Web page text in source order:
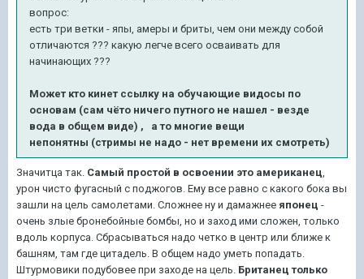
вопрос:
есть три ветки - япы, амеры и бриты, чем они между собой
отличаются ??? какую легче всего осваивать для
начинающих ???
Может кто кинет ссылку на обучающие видосы по
основам (сам чёто ничего путного не нашел - везде
вода в общем виде) , а то многие вещи
непонятны (стримы не надо - нет времени их смотреть)
Значитца так. Самый простой в освоении это американец,
урон чисто фугасный с поджогов. Ему все равно с какого бока вы
зашли на цель самолетами. Сложнее ну и дамажнее японец -
очень злые бронебойные бомбы, но и заход ими сложен, только
вдоль корпуса. Сбрасываться надо четко в центр или ближе к
башням, там где цитадель. В общем надо уметь попадать.
Штурмовики подубовее при заходе на цель. Британец только